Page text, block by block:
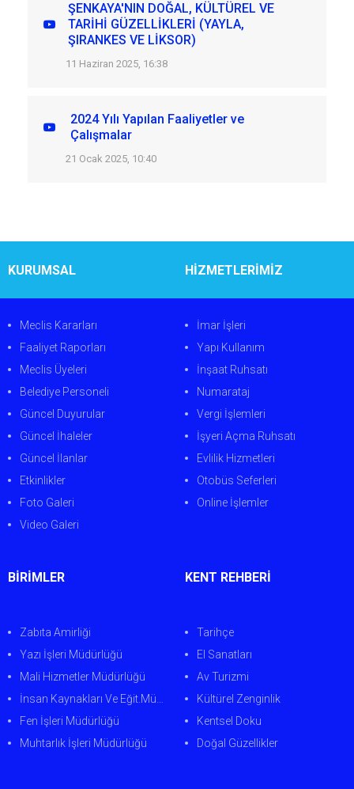
ŞENKAYA'NIN DOĞAL, KÜLTÜREL VE
TARİHİ GÜZELLİKLERİ (YAYLA,
ŞIRANKES VE LİKSOR)
11 Haziran 2025, 16:38
2024 Yılı Yapılan Faaliyetler ve
Çalışmalar
21 Ocak 2025, 10:40
KURUMSAL
Meclis Kararları
Faaliyet Raporları
Meclis Üyeleri
Belediye Personeli
Güncel Duyurular
Güncel İhaleler
Güncel İlanlar
Etkinlikler
Foto Galeri
Video Galeri
HİZMETLERİMİZ
İmar İşleri
Yapı Kullanım
İnşaat Ruhsatı
Numarataj
Vergi İşlemleri
İşyeri Açma Ruhsatı
Evlilik Hizmetleri
Otobüs Seferleri
Online İşlemler
BİRİMLER
Zabıta Amirliği
Yazı İşleri Müdürlüğü
Mali Hizmetler Müdürlüğü
İnsan Kaynakları Ve Eğit.Müdürlüğü
Fen İşleri Müdürlüğü
Muhtarlık İşleri Müdürlüğü
KENT REHBERİ
Tarihçe
El Sanatları
Av Turizmi
Kültürel Zenginlik
Kentsel Doku
Doğal Güzellikler